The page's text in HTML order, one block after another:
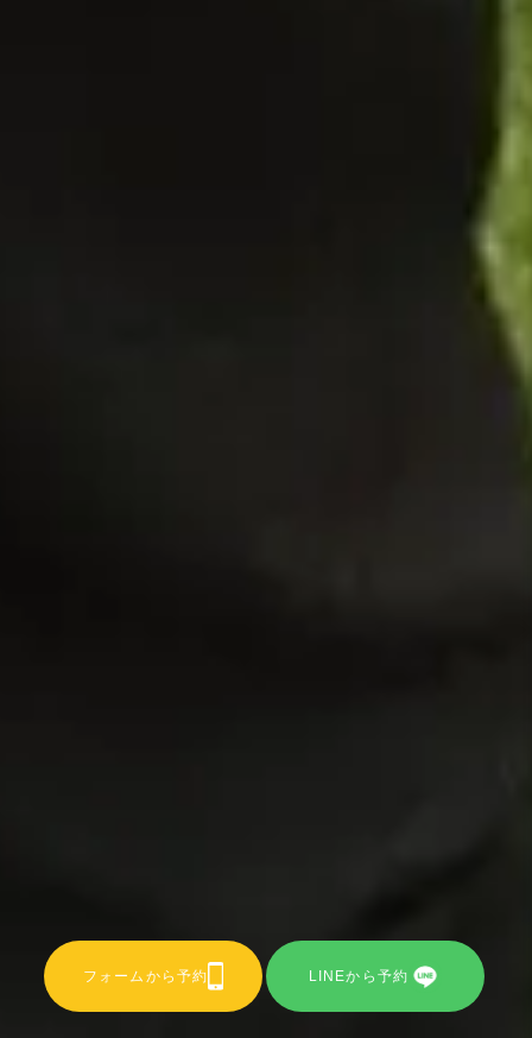
LINEから予約
フォームから予約